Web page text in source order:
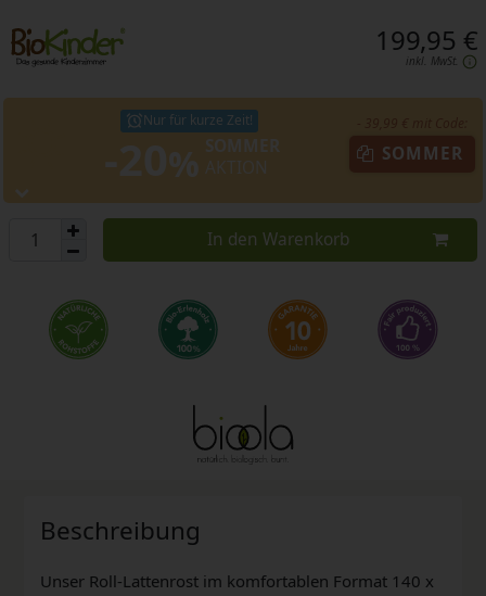
199,95 €
inkl. MwSt.
Nur für kurze Zeit!
SOMMER
In den Warenkorb
Beschreibung
Unser Roll-Lattenrost im komfortablen Format 140 x